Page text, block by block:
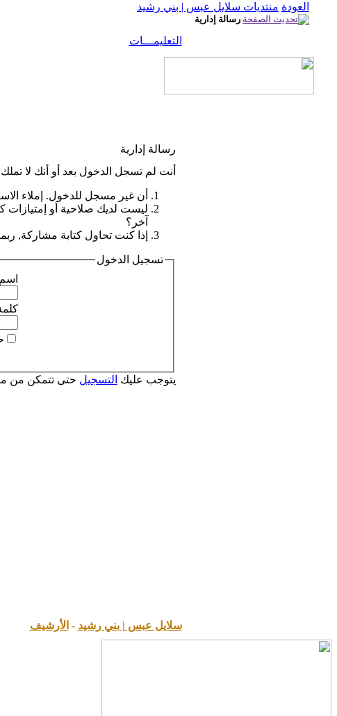
منتديات سلايل عبس | بني رشيد
رسالة إدارية
التعليمـــات
رسالة إدارية
أنت لم تسجل الدخول بعد أو أنك لا
أن غير مسجل للدخول. إملاء
ليست لديك صلاحية أو
آخر؟
إذا كنت تحاول كتابة مشاركة,
تسجيل الدخول
يتوجب عليك التسجيل حتى تتمكن من
سلايل عبس | بني رشيد - الأرشيف